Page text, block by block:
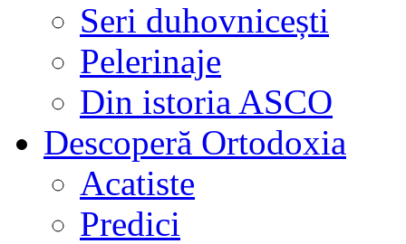
Seri duhovnicești
Pelerinaje
Din istoria ASCO
Descoperă Ortodoxia
Acatiste
Predici